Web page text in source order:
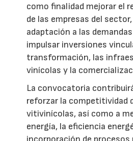
como finalidad mejorar el
de las empresas del
adaptación a las
impulsar inversiones
transformación, las
vinícolas y la
La convocatoria
reforzar la competitividad
vitivinícolas, así como a
energía, la eficiencia